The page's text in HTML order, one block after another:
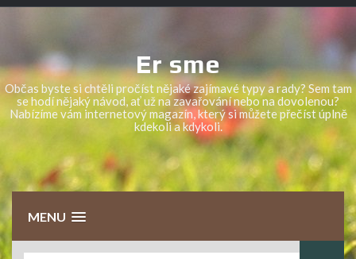
Skip
Er sme
Občas byste si chtěli pročíst nějaké zajímavé typy a rady? Sem tam
se hodí nějaký návod, ať už na zavařování nebo na dovolenou?
Nabízíme vám internetový magazín, který si můžete přečíst úplně
kdekoli a kdykoli.
MENU